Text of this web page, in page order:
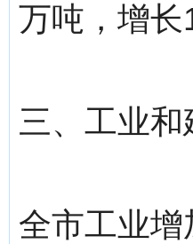
万吨，增
三、工业和
全市工业